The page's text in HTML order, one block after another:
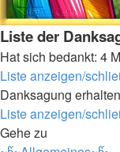
Liste der
Hat sich bedankt: 4
Liste anzeigen/
Danksagung
Liste anzeigen/
Gehe zu